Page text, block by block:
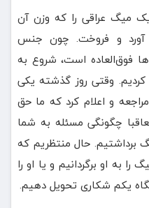
میگ عراقی را که وزن آن
آورد و فروخت. چون جنس
فوق‌العاده است، شروع به
وقتی روز گذشته یکی
و اعلام کرد که ما حق
چگونگی مسئله به شما
برداشتیم. حال منتظریم که
به او برگردانیم و یا او را
یکم شکاری تحویل دهیم.